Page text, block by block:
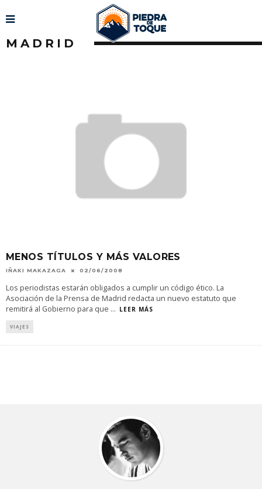
MADRID
MENOS TÍTULOS Y MÁS VALORES
IÑAKI MAKAZAGA 02/06/2008
Los periodistas estarán obligados a cumplir un código ético. La
Asociación de la Prensa de Madrid redacta un nuevo estatuto que
remitirá al Gobierno para que ... LEER MÁS
VIAJES